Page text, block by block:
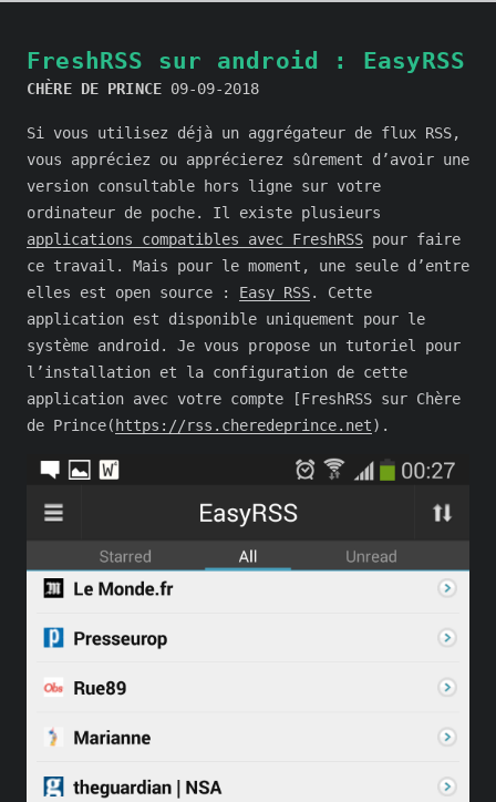
FreshRSS sur android : EasyRSS
CHÈRE DE PRINCE 09-09-2018
Si vous utilisez déjà un aggrégateur de flux RSS,
vous appréciez ou apprécierez sûrement d’avoir une
version consultable hors ligne sur votre
ordinateur de poche. Il existe plusieurs
applications compatibles avec FreshRSS pour faire
ce travail. Mais pour le moment, une seule d’entre
elles est open source : Easy RSS. Cette
application est disponible uniquement pour le
système android. Je vous propose un tutoriel pour
l’installation et la configuration de cette
application avec votre compte [FreshRSS sur Chère
de Prince( https://rss.cheredeprince.net).